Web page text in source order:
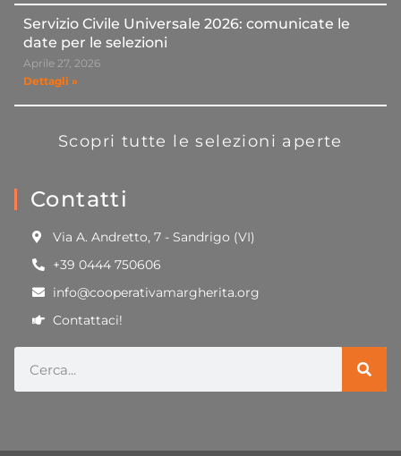
Servizio Civile Universale 2026: comunicate le
date per le selezioni
Aprile 27, 2026
Dettagli »
Scopri tutte le selezioni aperte
Contatti
Via A. Andretto, 7 - Sandrigo (VI)
+39 0444 750606
info@cooperativamargherita.org
Contattaci!